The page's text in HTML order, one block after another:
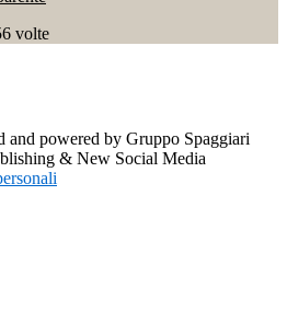
volte
and powered by Gruppo Spaggiari
& New Social Media